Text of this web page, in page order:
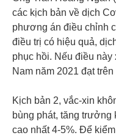
các kịch bản về dịch
phương án điều chỉnh
điều trị có hiệu quả,
phục hồi. Nếu điều
Nam năm 2021 đạt
Kịch bản 2, vắc-xin
bùng phát, tăng trưởng
cao nhất 4-5%. Để